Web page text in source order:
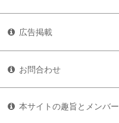
広告掲載
お問合わせ
本サイトの趣旨とメンバー